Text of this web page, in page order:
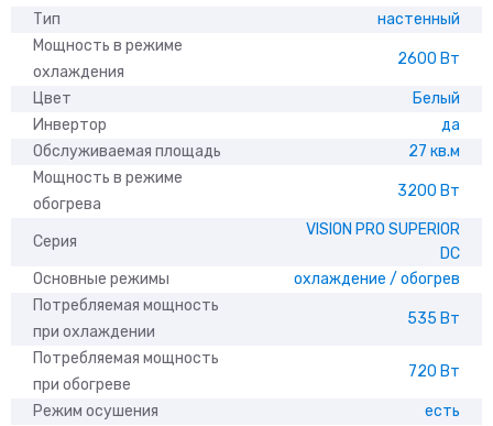
Тип
настенный
Мощность в режиме
охлаждения
2600 Вт
Цвет
Белый
Инвертор
да
Обслуживаемая площадь
27 кв.м
Мощность в режиме
обогрева
3200 Вт
Серия
VISION PRO SUPERIOR
DC
Основные режимы
охлаждение / обогрев
Потребляемая мощность
при охлаждении
535 Вт
Потребляемая мощность
при обогреве
720 Вт
Режим осушения
есть